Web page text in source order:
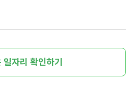
일자리 확인하기